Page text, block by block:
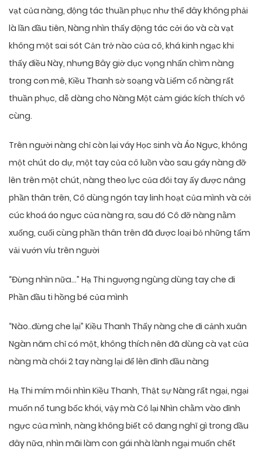
vạt của nàng, động tác thuần phục như thể đây không phải
là lần đầu tiên, Nàng nhìn thấy động tác cởi áo và cà vạt
không một sai sót Cản trở nào của cô, khá kinh ngạc khi
thấy điều Này, nhưng Bây giờ dục vọng nhấn chìm nàng
trong cơn mê, Kiều Thanh sờ soạng và Liếm cổ nàng rất
thuần phục, dễ dàng cho Nàng Một cảm giác kích thích vô
cùng.
Trên người nàng chỉ còn lại váy Học sinh và Áo Ngực, không
một chút do dự, một tay của cô luồn vào sau gáy nàng đỡ
lên trên một chút, nàng theo lực của đôi tay ấy được nâng
phần thân trên, Cô dùng ngón tay linh hoạt của mình và cởi
cúc khoá áo ngực của nàng ra, sau đó Cô đỡ nàng nằm
xuống, cuối cùng phần thân trên đã được loại bỏ những tấm
vải vướn víu trên người
“Đừng nhìn nữa…” Hạ Thi ngượng ngùng dùng tay che đi
Phần đầu ti hồng bé của mình
“Nào..đừng che lại” Kiều Thanh Thấy nàng che đi cảnh xuân
Ngàn năm chỉ có một, không thích nên đã dùng cà vạt của
nàng mà chói 2 tay nàng lại để lên đỉnh đầu nàng
Hạ Thi mím môi nhìn Kiều Thanh, Thật sự Nàng rất ngại, ngại
muốn nổ tung bốc khói, vậy mà Cô lại Nhìn chằm vào đỉnh
ngực của mình, nàng không biết cô đang nghĩ gì trong đầu
đây nữa, nhìn mãi làm con gái nhà lành ngại muốn chết